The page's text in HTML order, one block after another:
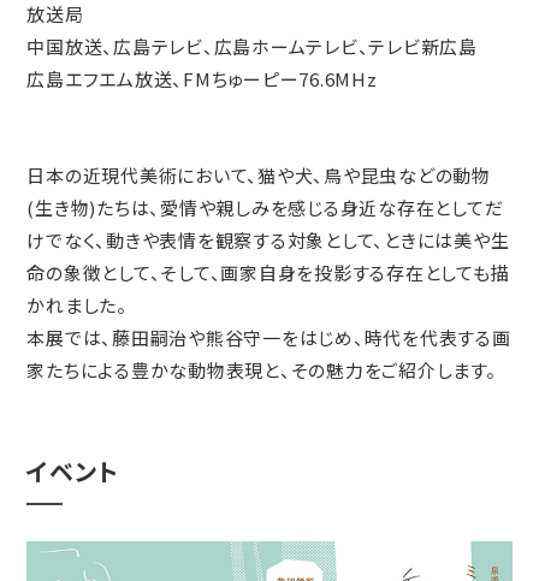
放送局
中国放送、広島テレビ、広島ホームテレビ、テレビ新広島
広島エフエム放送、FMちゅーピー76.6MHz
日本の近現代美術において、猫や犬、鳥や昆虫などの動物
(生き物)たちは、愛情や親しみを感じる身近な存在としてだ
けでなく、動きや表情を観察する対象として、ときには美や生
命の象徴として、そして、画家自身を投影する存在としても描
かれました。
本展では、藤田嗣治や熊谷守一をはじめ、時代を代表する画
家たちによる豊かな動物表現と、その魅力をご紹介します。
イベント